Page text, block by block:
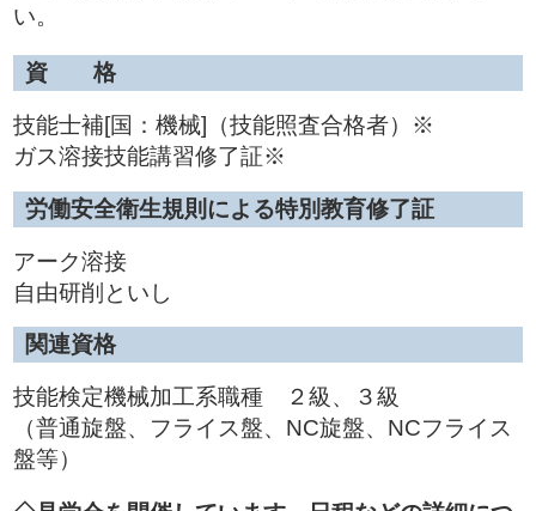
い。
資 格
技能士補[国：機械]（技能照査合格者）※
ガス溶接技能講習修了証※
労働安全衛生規則による特別教育修了証
アーク溶接
自由研削といし
関連資格
技能検定機械加工系職種 ２級、３級
（普通旋盤、フライス盤、NC旋盤、NCフライス
盤等）